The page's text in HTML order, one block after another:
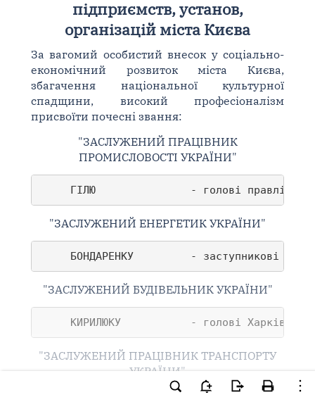
підприємств, установ,
організацій міста Києва
За вагомий особистий внесок у соціально-
економічний розвиток міста Києва,
збагачення національної культурної
спадщини, високий професіоналізм
присвоїти почесні звання:
"ЗАСЛУЖЕНИЙ ПРАЦІВНИК
ПРОМИСЛОВОСТІ УКРАЇНИ"
ГІЛЮ               - голові правління
"ЗАСЛУЖЕНИЙ ЕНЕРГЕТИК УКРАЇНИ"
БОНДАРЕНКУ         - заступникові
"ЗАСЛУЖЕНИЙ БУДІВЕЛЬНИК УКРАЇНИ"
КИРИЛЮКУ           - голові
"ЗАСЛУЖЕНИЙ ПРАЦІВНИК ТРАНСПОРТУ
УКРАЇНИ"